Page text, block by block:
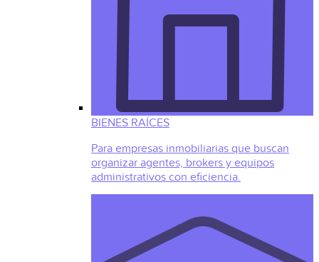
BIENES RAÍCES
Para empresas inmobiliarias que buscan
organizar agentes, brokers y equipos
administrativos con eficiencia.